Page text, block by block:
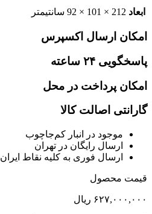
ابعاد 212 × 101 × 92 سانتیمتر
امکان ارسال اکسپرس
پاسخگویی ۲۴ ساعته
امکان پرداخت در محل
گارانتی اصالت کالا
موجود در انبار کم‌‌جاچوب
ارسال رایگان در تهران
ارسال فوری به کلیه نقاط ایران
قیمت محصول
۶۲۷,۰۰۰,۰۰۰ ریال